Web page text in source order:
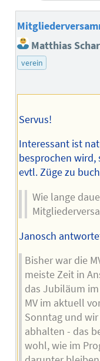
Matthias
verein
Servus!
Interessant ist
besprochen wird,
evtl. Züge zu
Wie lange
Janosch
Bisher war die
meiste Zeit in
das Jubiläum
MV im aktuell
Sonntag und
abhalten - das
wohl, wie im